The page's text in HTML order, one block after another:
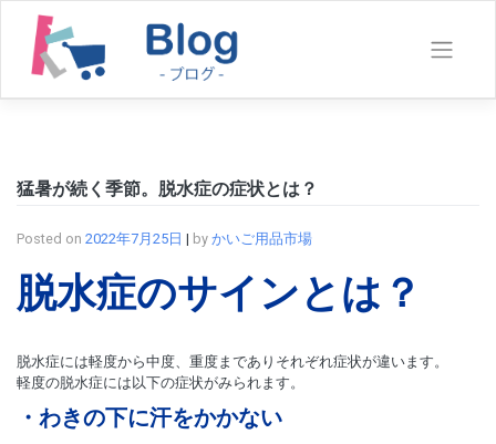
content
猛暑が続く季節。脱水症の症状とは？
Posted on 2022年7月25日 | by かいご用品市場
脱水症のサインとは？
脱水症には軽度から中度、重度までありそれぞれ症状が違います。
軽度の脱水症には以下の症状がみられます。
・わきの下に汗をかかない